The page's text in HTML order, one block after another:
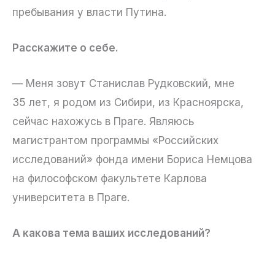
пребывания у власти Путина.
Расскажите о себе.
— Меня зовут Станислав Рудковский, мне
35 лет, я родом из Сибири, из Красноярска,
сейчас нахожусь в Праге. Являюсь
магистрантом программы «Российских
исследований» фонда имени Бориса Немцова
на философском факультете Карлова
университета в Праге.
А какова тема ваших исследований?